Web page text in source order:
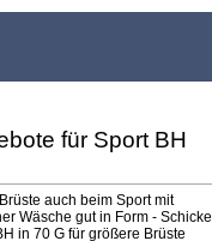
für Sport BH
auch beim Sport mit
Wäsche gut in Form - Schicke
in 70 G für größere Brüste